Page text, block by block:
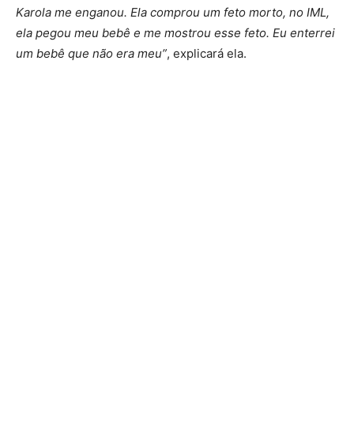
Karola me enganou. Ela comprou um feto morto, no IML,
ela pegou meu bebê e me mostrou esse feto. Eu enterrei
um bebê que não era meu”, explicará ela.